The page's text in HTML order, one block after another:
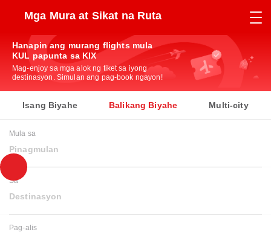
Mga Mura at Sikat na Ruta
Hanapin ang murang flights mula
KUL papunta sa KIX
Mag-enjoy sa mga alok ng tiket sa iyong
destinasyon. Simulan ang pag-book ngayon!
Isang Biyahe Balikang Biyahe Multi-city
Mula sa
Pinagmulan
Sa
Destinasyon
Pag-alis